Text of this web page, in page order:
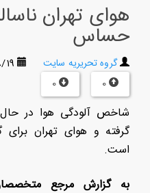
هوای تهران
حساس
گروه تحریریه سایت 19
0
0
گرفته و هوای تهران برای
است.
به گزارشمرجع